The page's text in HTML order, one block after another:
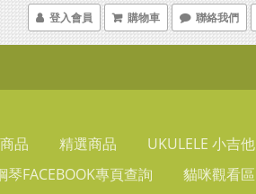
登入會員 購物車 聯絡我們
品 精選商品
UKULELE 小吉他
琴FACEBOOK專頁查詢
貓咪觀看區